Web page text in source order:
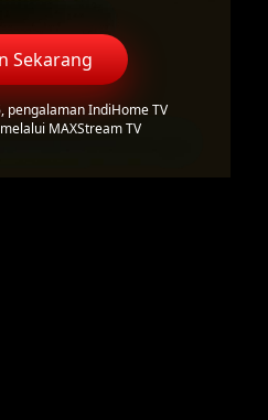
Sekarang
pengalaman IndiHome TV
MAXStream TV